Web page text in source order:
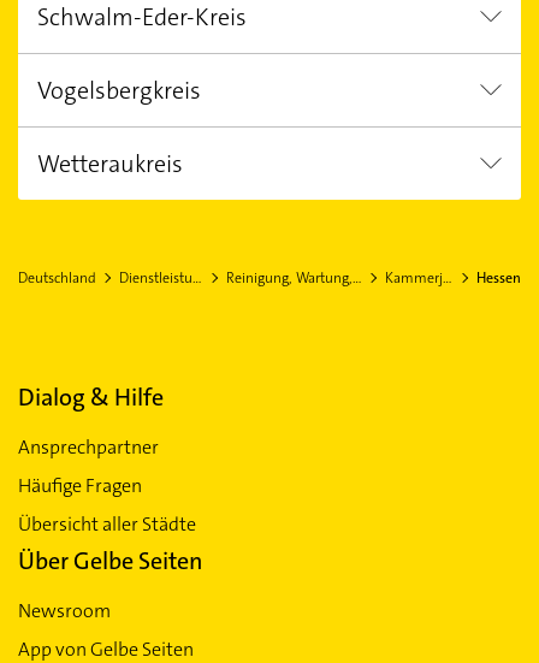
Bad Schwalbach Taunusstein
Schwalm-Eder-Kreis
Bad Zwesten
Vogelsbergkreis
Alsfeld
Wetteraukreis
Bad Nauheim Ortenberg Hessen
Deutschland Dienstleistungen Reinigung, Wartung, Pflege Kammerjäger Hessen
Dialog & Hilfe
Ansprechpartner
Häufige Fragen
Übersicht aller Städte
Über Gelbe Seiten
Newsroom
App von Gelbe Seiten